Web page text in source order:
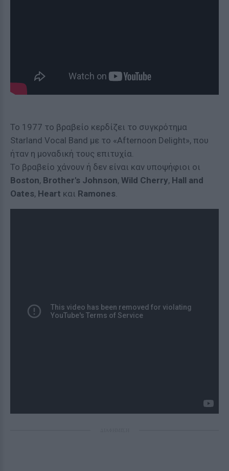
Το 1977 το βραβείο κερδίζει το συγκρότημα
Starland Vocal Band με το «Afternoon Delight», που
ήταν η μοναδική τους επιτυχία.
Το βραβείο χάνουν ή δεν είναι καν υποψήφιοι οι
Boston, Brother's Johnson, Wild Cherry, Hall and
Oates, Heart και Ramones.